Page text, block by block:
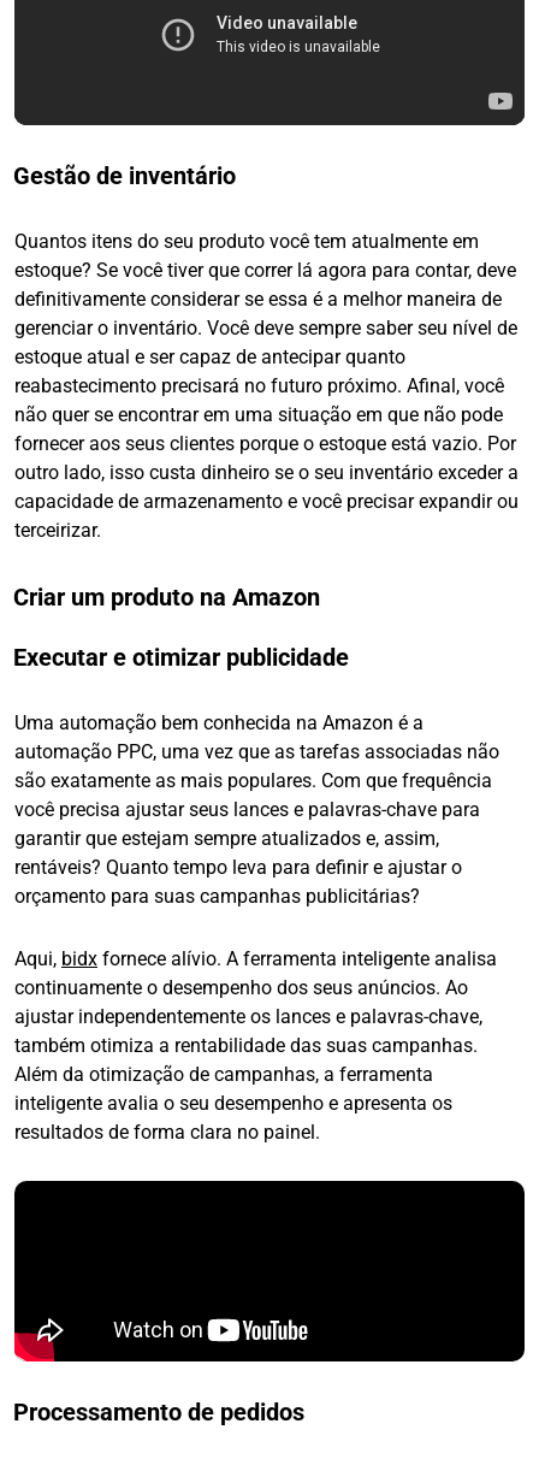
Gestão de inventário
Quantos itens do seu produto você tem atualmente em
estoque? Se você tiver que correr lá agora para contar, deve
definitivamente considerar se essa é a melhor maneira de
gerenciar o inventário. Você deve sempre saber seu nível de
estoque atual e ser capaz de antecipar quanto
reabastecimento precisará no futuro próximo. Afinal, você
não quer se encontrar em uma situação em que não pode
fornecer aos seus clientes porque o estoque está vazio. Por
outro lado, isso custa dinheiro se o seu inventário exceder a
capacidade de armazenamento e você precisar expandir ou
terceirizar.
Criar um produto na Amazon
Executar e otimizar publicidade
Uma automação bem conhecida na Amazon é a
automação PPC, uma vez que as tarefas associadas não
são exatamente as mais populares. Com que frequência
você precisa ajustar seus lances e palavras-chave para
garantir que estejam sempre atualizados e, assim,
rentáveis? Quanto tempo leva para definir e ajustar o
orçamento para suas campanhas publicitárias?
Aqui, bidx fornece alívio. A ferramenta inteligente analisa
continuamente o desempenho dos seus anúncios. Ao
ajustar independentemente os lances e palavras-chave,
também otimiza a rentabilidade das suas campanhas.
Além da otimização de campanhas, a ferramenta
inteligente avalia o seu desempenho e apresenta os
resultados de forma clara no painel.
Processamento de pedidos